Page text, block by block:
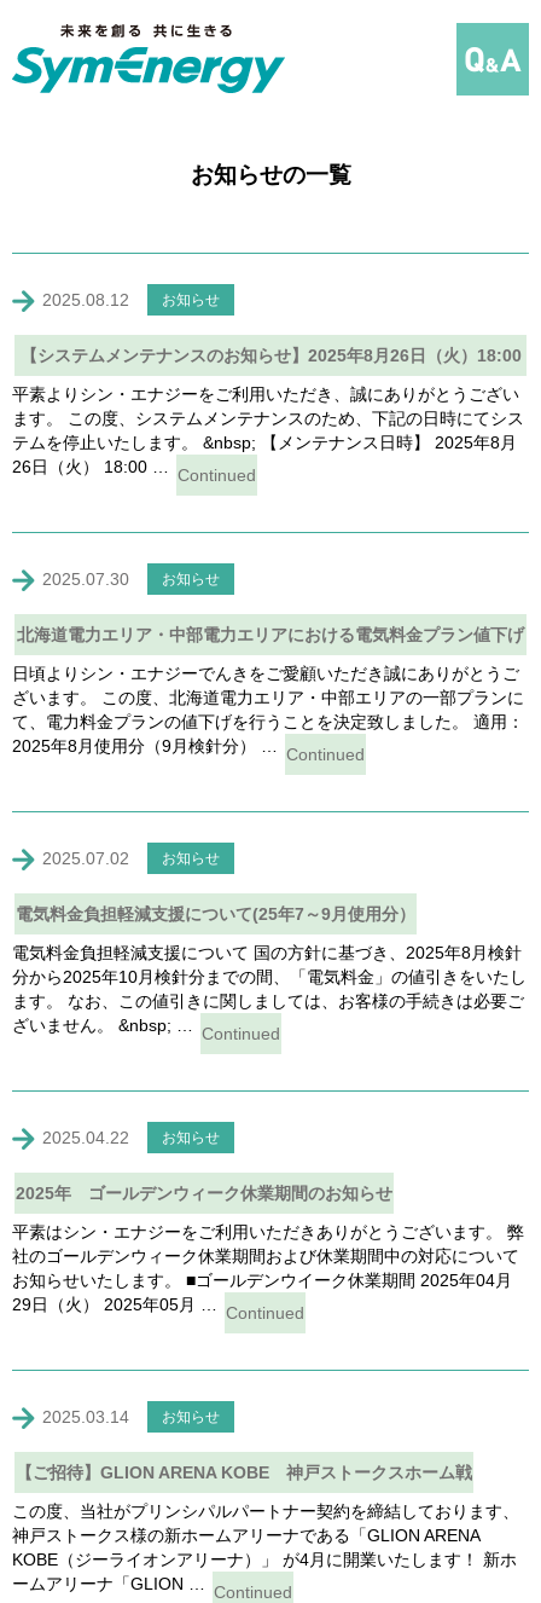
お知らせの一覧
2025.08.12 お知らせ
【システムメンテナンスのお知らせ】2025年8月26日（火）18:00
～
平素よりシン・エナジーをご利用いただき、誠にありがとうござい
ます。 この度、システムメンテナンスのため、下記の日時にてシス
テムを停止いたします。 &nbsp; 【メンテナンス日時】 2025年8月
26日（火） 18:00 …
Continued
2025.07.30 お知らせ
北海道電力エリア・中部電力エリアにおける電気料金プラン値下げ
のお知らせ
日頃よりシン・エナジーでんきをご愛顧いただき誠にありがとうご
ざいます。 この度、北海道電力エリア・中部エリアの一部プランに
て、電力料金プランの値下げを行うことを決定致しました。 適用：
2025年8月使用分（9月検針分） …
Continued
2025.07.02 お知らせ
電気料金負担軽減支援について(25年7～9月使用分）
電気料金負担軽減支援について 国の方針に基づき、2025年8月検針
分から2025年10月検針分までの間、「電気料金」の値引きをいたし
ます。 なお、この値引きに関しましては、お客様の手続きは必要ご
ざいません。 &nbsp; …
Continued
2025.04.22 お知らせ
2025年 ゴールデンウィーク休業期間のお知らせ
平素はシン・エナジーをご利用いただきありがとうございます。 弊
社のゴールデンウィーク休業期間および休業期間中の対応について
お知らせいたします。 ■ゴールデンウイーク休業期間 2025年04月
29日（火） 2025年05月 …
Continued
2025.03.14 お知らせ
【ご招待】GLION ARENA KOBE 神戸ストークスホーム戦
この度、当社がプリンシパルパートナー契約を締結しております、
神戸ストークス様の新ホームアリーナである「GLION ARENA
KOBE（ジーライオンアリーナ）」 が4月に開業いたします！ 新ホ
ームアリーナ「GLION …
Continued